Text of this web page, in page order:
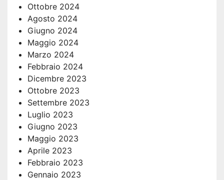
Ottobre 2024
Agosto 2024
Giugno 2024
Maggio 2024
Marzo 2024
Febbraio 2024
Dicembre 2023
Ottobre 2023
Settembre 2023
Luglio 2023
Giugno 2023
Maggio 2023
Aprile 2023
Febbraio 2023
Gennaio 2023